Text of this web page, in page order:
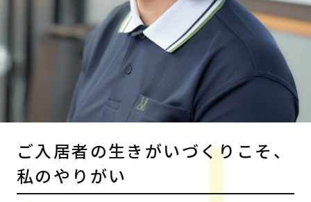
ご入居者の生きがいづくりこそ、
私のやりがい